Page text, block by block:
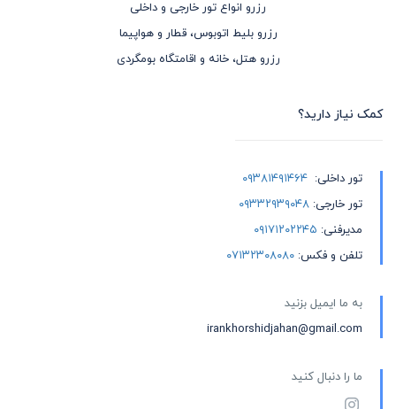
استانبول از شیراز آبان – تور استانبول از شیراز مهر – تور استانبول از
شیراز بهمن – تور استانبول از شیراز نوروز
رزرو انواع تور خارجی و داخلی
رزرو بلیط اتوبوس، قطار و هواپیما
رزرو هتل، خانه و اقامتگاه بومگردی
کمک نیاز دارید؟
تور داخلی: ۰۹۳۸۱۴۹۱۴۶۴
تور خارجی: ۰۹۳۳۲۹۳۹۰۴۸
مدیرفنی: ۰۹۱۷۱۲۰۲۲۴۵
تلفن و فکس: ۰۷۱۳۲۳۰۸۰۸۰
به ما ایمیل بزنید
irankhorshidjahan@gmail.com
ما را دنبال کنید